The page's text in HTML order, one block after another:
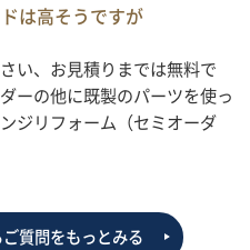
は高そうですが
い、お見積りまでは無料で
ーの他に既製のパーツを使っ
ジリフォーム（セミオーダ
質問をもっとみる